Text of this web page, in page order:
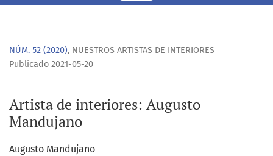
NÚM. 52 (2020), NUESTROS ARTISTAS DE INTERIORES
Artista de interiores: Augusto
Mandujano
Publicado 2021-05-20
Augusto Mandujano